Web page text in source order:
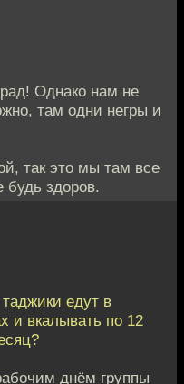
Однако нам не
там одни негры и
так это мы там все
здоров.
едут в
и вкалывать по 12
днём группы